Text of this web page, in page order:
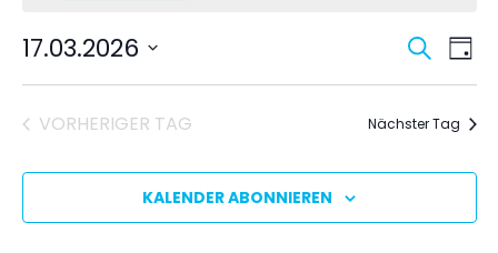
Suche
und
SUCHE
TAG
17.03.2026
wählen.
VORHERIGER TAG
Nächster Tag
KALENDER ABONNIEREN